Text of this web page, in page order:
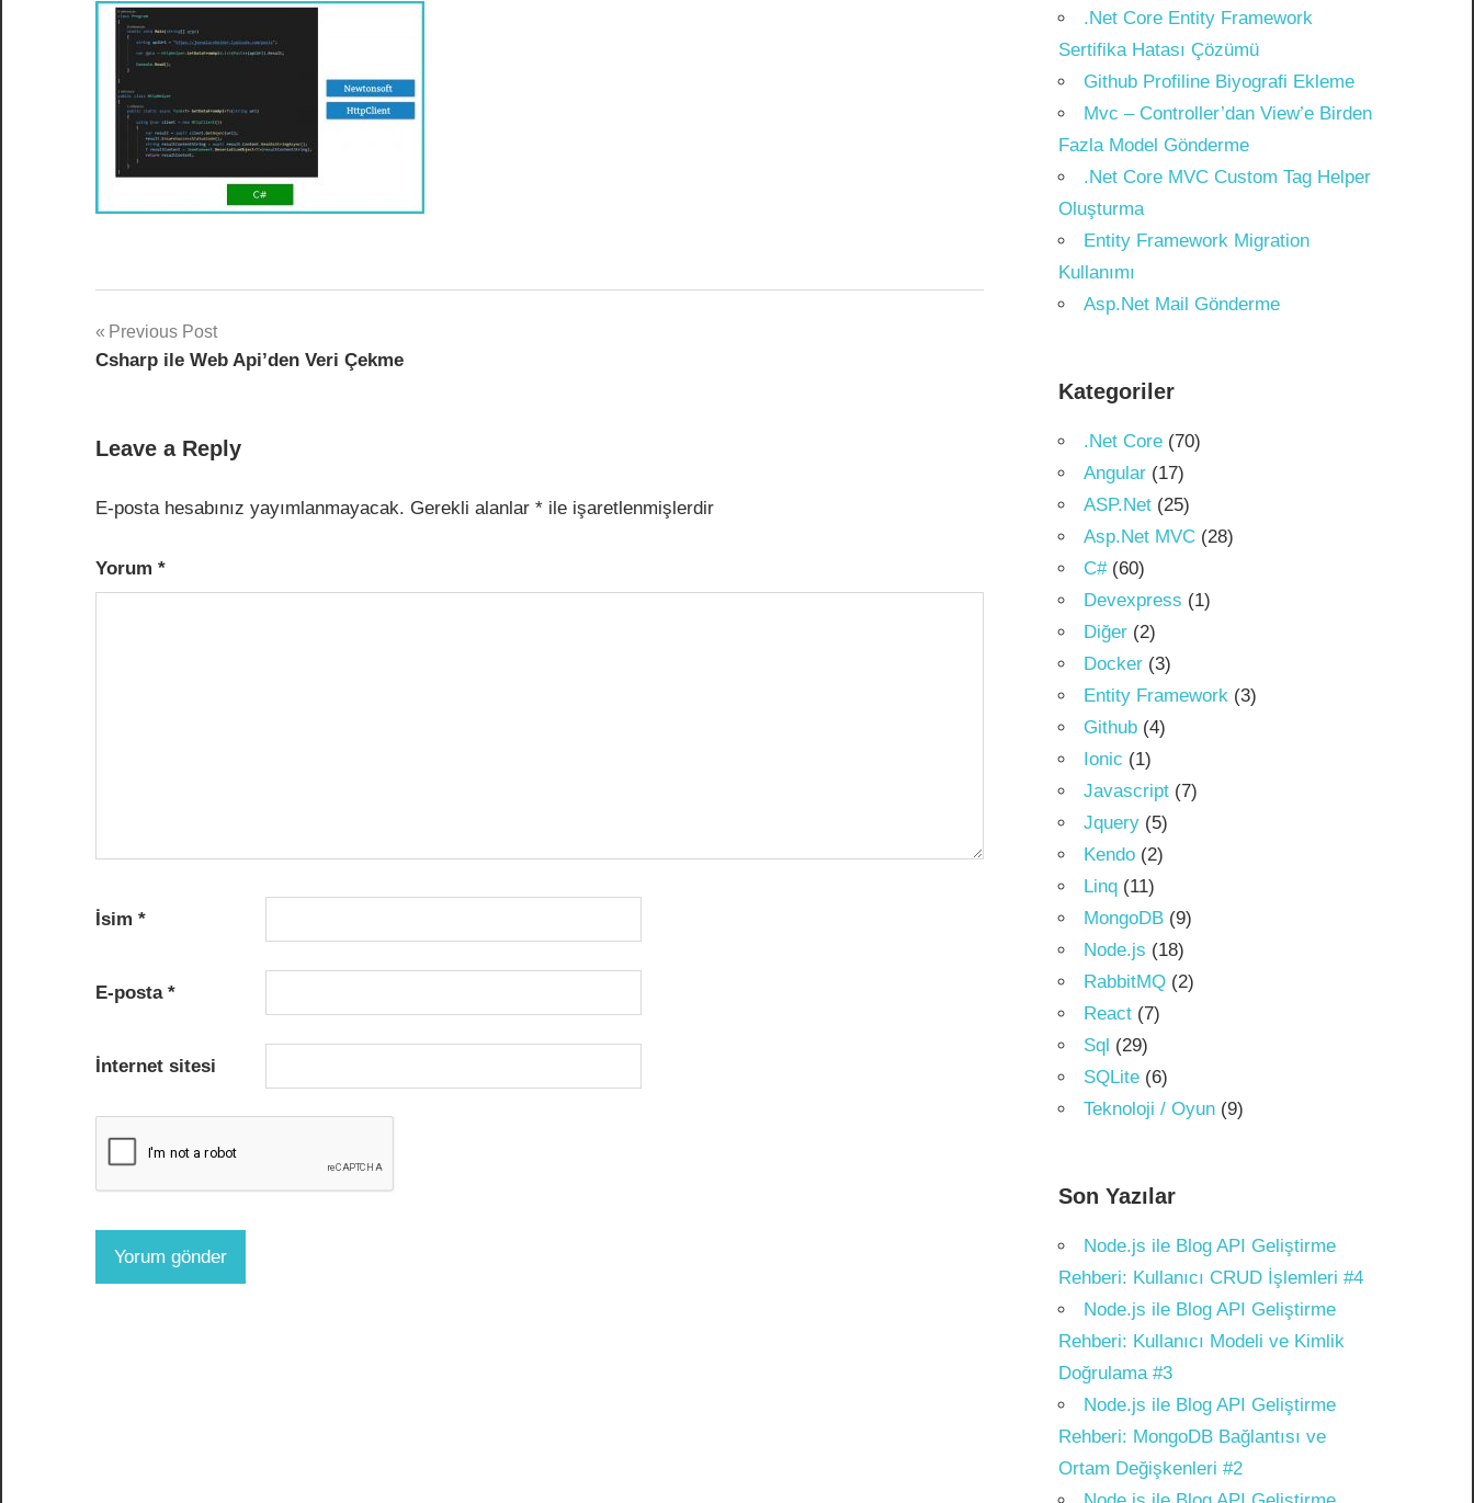
Yazı
dolaşımı
Previous Post
Csharp ile Web Api’den Veri Çekme
Leave a Reply
E-posta hesabınız yayımlanmayacak. Gerekli alanlar * ile işaretlenmişlerdir
Yorum *
İsim *
E-posta *
İnternet sitesi
.Net Core Entity Framework
Sertifika Hatası Çözümü
Github Profiline Biyografi Ekleme
Mvc – Controller’dan View’e Birden
Fazla Model Gönderme
.Net Core MVC Custom Tag Helper
Oluşturma
Entity Framework Migration
Kullanımı
Asp.Net Mail Gönderme
Kategoriler
.Net Core(70)
Angular(17)
ASP.Net(25)
Asp.Net MVC(28)
C#(60)
Devexpress (1)
Diğer(2)
Docker(3)
Entity Framework (3)
Github(4)
Ionic (1)
Javascript(7)
Jquery(5)
Kendo(2)
Linq(11)
MongoDB(9)
Node.js (18)
RabbitMQ(2)
React(7)
Sql (29)
SQLite(6)
Teknoloji / Oyun(9)
Son Yazılar
Node.js ile Blog API Geliştirme
Rehberi: Kullanıcı CRUD İşlemleri #4
Node.js ile Blog API Geliştirme
Rehberi: Kullanıcı Modeli ve Kimlik
Doğrulama #3
Node.js ile Blog API Geliştirme
Rehberi: MongoDB Bağlantısı ve
Ortam Değişkenleri #2